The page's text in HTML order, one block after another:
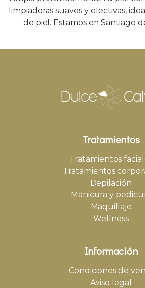
limpiadoras suaves y efectivas,
de piel. Estamos en Santiago
Tratamientos
Tratamientos
Tratamientos
Depilación
Manicura y
Maquillaje
Wellness
Información
Condiciones de
Aviso legal